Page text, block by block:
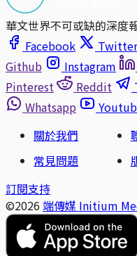
華文世界不可或缺的深度
Facebook
Twitter
Github
Instagram
Pinterest
Reddit
Whatsapp
關於我們
常見問題
訂閱支持
©2026 端傳媒 Initium